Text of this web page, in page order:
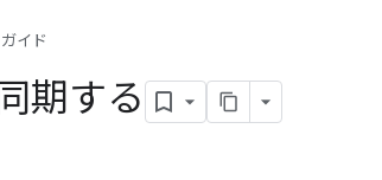
ガイド
期する